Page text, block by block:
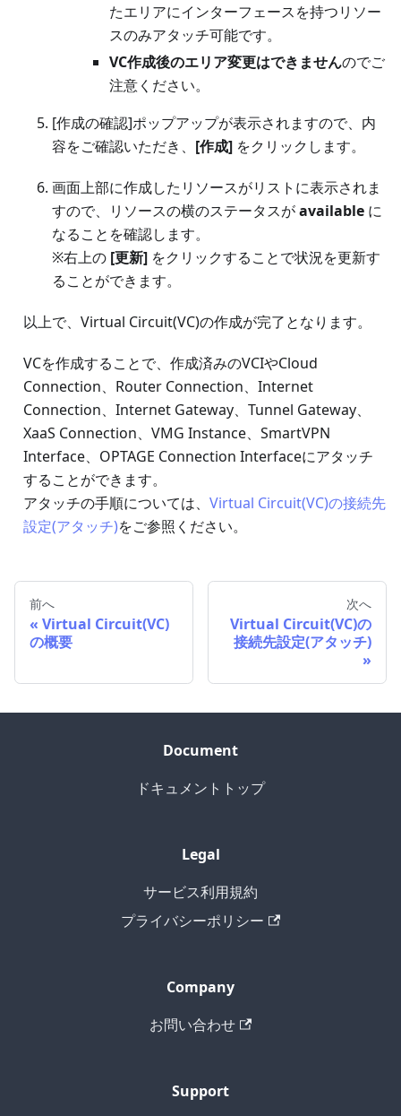
たエリアにインターフェースを持つリソー
スのみアタッチ可能です。
VC作成後のエリア変更はできませんのでご
注意ください。
[作成の確認]ポップアップが表示されますので、内
容をご確認いただき、 [作成] をクリックします。
画面上部に作成したリソースがリストに表示されま
すので、リソースの横のステータスがavailable に
なることを確認します。
※右上の [更新] をクリックすることで状況を更新す
ることができます。
以上で、Virtual Circuit(VC)の作成が完了となります。
VCを作成することで、作成済みのVCIやCloud
Connection、Router Connection、Internet
Connection、Internet Gateway、Tunnel Gateway、
XaaS Connection、VMG Instance、SmartVPN
Interface、OPTAGE Connection Interfaceにアタッチ
することができます。
アタッチの手順については、 Virtual Circuit(VC)の接続先
設定(アタッチ)をご参照ください。
前へ
Virtual Circuit(VC)
の概要
次へ
Virtual Circuit(VC)の
接続先設定(アタッチ)
Document
ドキュメントトップ
Legal
サービス利用規約
プライバシーポリシー
Company
お問い合わせ
Support